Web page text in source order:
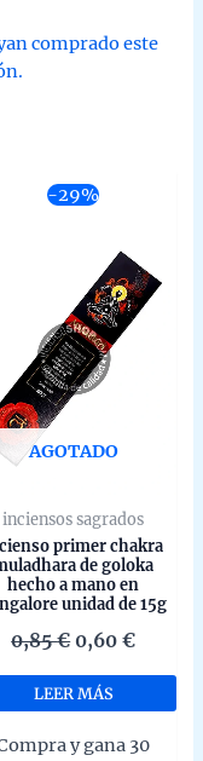
comprado este
-29%
AGOTADO
inciensos sagrados
primer chakra
de goloka
hecho a mano en
unidad de 15g
0,85€ El
original
era:
0,85 €.
0,60€El
es:
0,60 €.
LEER MÁS
y gana 30